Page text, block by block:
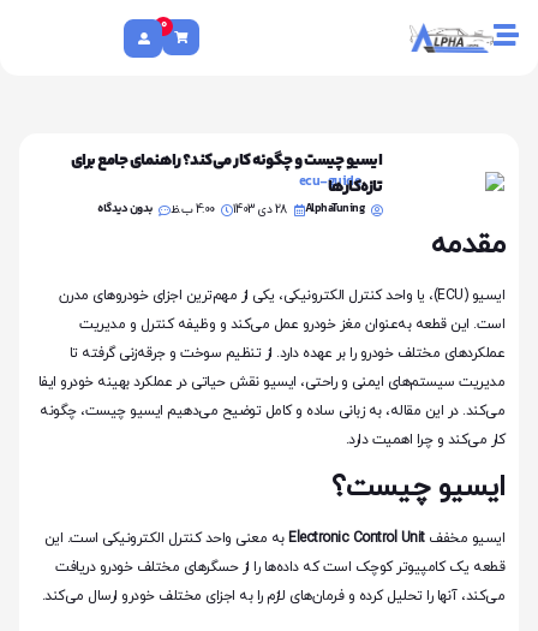
0
ایسیو چیست و چگونه کار می‌کند؟ راهنمای جامع برای
تازه‌کارها
AlphaTuning 28 دی 1403 4:00 ب.ظ بدون دیدگاه
مقدمه
ایسیو (ECU)، یا واحد کنترل الکترونیکی، یکی از مهم‌ترین اجزای خودروهای مدرن
است. این قطعه به‌عنوان مغز خودرو عمل می‌کند و وظیفه کنترل و مدیریت
عملکردهای مختلف خودرو را بر عهده دارد. از تنظیم سوخت و جرقه‌زنی گرفته تا
مدیریت سیستم‌های ایمنی و راحتی، ایسیو نقش حیاتی در عملکرد بهینه خودرو ایفا
می‌کند. در این مقاله، به زبانی ساده و کامل توضیح می‌دهیم ایسیو چیست، چگونه
کار می‌کند و چرا اهمیت دارد.
ایسیو چیست؟
ایسیو مخففElectronic Control Unitبه معنی واحد کنترل الکترونیکی است. این
قطعه یک کامپیوتر کوچک است که داده‌ها را از حسگرهای مختلف خودرو دریافت
می‌کند، آنها را تحلیل کرده و فرمان‌های لازم را به اجزای مختلف خودرو ارسال می‌کند.